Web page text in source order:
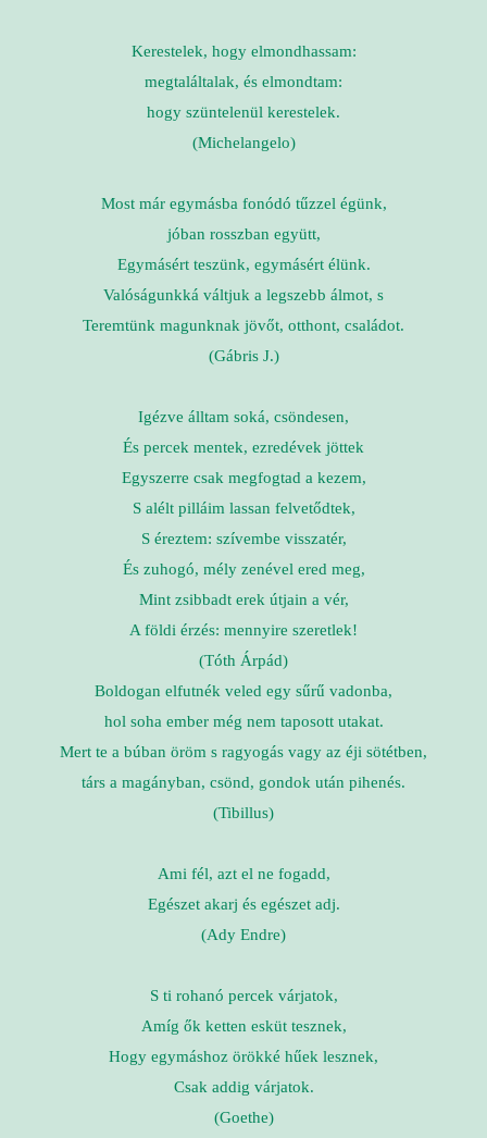
Kerestelek, hogy elmondhassam:
megtaláltalak, és elmondtam:
hogy szüntelenül kerestelek.
(Michelangelo)
Most már egymásba fonódó tűzzel égünk,
jóban rosszban együtt,
Egymásért teszünk, egymásért élünk.
Valóságunkká váltjuk a legszebb álmot, s
Teremtünk magunknak jövőt, otthont, családot.
(Gábris J.)
Igézve álltam soká, csöndesen,
És percek mentek, ezredévek jöttek
Egyszerre csak megfogtad a kezem,
S alélt pilláim lassan felvetődtek,
S éreztem: szívembe visszatér,
És zuhogó, mély zenével ered meg,
Mint zsibbadt erek útjain a vér,
A földi érzés: mennyire szeretlek!
(Tóth Árpád)
Boldogan elfutnék veled egy sűrű vadonba,
hol soha ember még nem taposott utakat.
Mert te a búban öröm s ragyogás vagy az éji sötétben,
társ a magányban, csönd, gondok után pihenés.
(Tibillus)
Ami fél, azt el ne fogadd,
Egészet akarj és egészet adj.
(Ady Endre)
S ti rohanó percek várjatok,
Amíg ők ketten esküt tesznek,
Hogy egymáshoz örökké hűek lesznek,
Csak addig várjatok.
(Goethe)